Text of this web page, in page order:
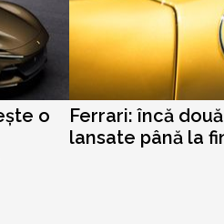
o
Ferrari: încă
lansate până la